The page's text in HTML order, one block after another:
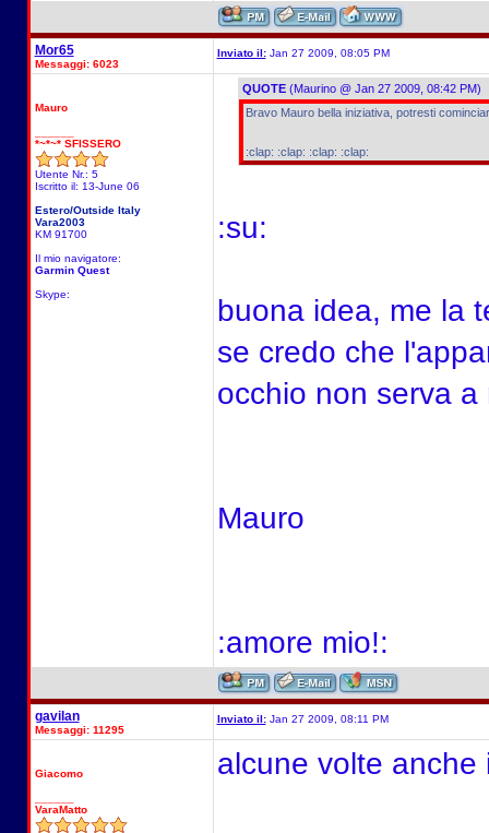
Mor65
Messaggi: 6023
Inviato il:Jan 27 2009, 08:05 PM
Mauro
*~*~* SFISSERO
Utente Nr.: 5
Iscritto il: 13-June 06
Estero/Outside Italy
Vara2003
KM 91700
Il mio navigatore:
Garmin Quest
Skype:
QUOTE(Maurino @ Jan 27 2009, 08:42 PM)
Bravo Mauro bella iniziativa, potresti
:clap: :clap: :clap: :clap:
:su:
buona idea, me la
se credo che
occhio non serva a
Mauro
:amore mio!:
gavilan
Messaggi: 11295
Inviato il:Jan 27 2009, 08:11 PM
Giacomo
VaraMatto
alcune volte